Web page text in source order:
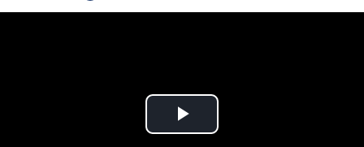
Play Video